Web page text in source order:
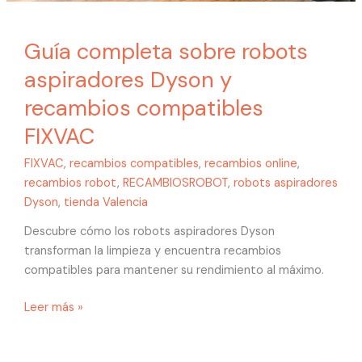
Guía completa sobre robots
aspiradores Dyson y
recambios compatibles
FIXVAC
FIXVAC, recambios compatibles, recambios online,
recambios robot, RECAMBIOSROBOT, robots aspiradores
Dyson, tienda Valencia
Descubre cómo los robots aspiradores Dyson
transforman la limpieza y encuentra recambios
compatibles para mantener su rendimiento al máximo.
Leer más »